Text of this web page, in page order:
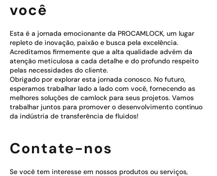
você
Esta é a jornada emocionante da PROCAMLOCK, um lugar
repleto de inovação, paixão e busca pela excelência.
Acreditamos firmemente que a alta qualidade advém da
atenção meticulosa a cada detalhe e do profundo respeito
pelas necessidades do cliente.
Obrigado por explorar esta jornada conosco. No futuro,
esperamos trabalhar lado a lado com você, fornecendo as
melhores soluções de camlock para seus projetos. Vamos
trabalhar juntos para promover o desenvolvimento contínuo
da indústria de transferência de fluidos!
Contate-nos
Se você tem interesse em nossos produtos ou serviços,